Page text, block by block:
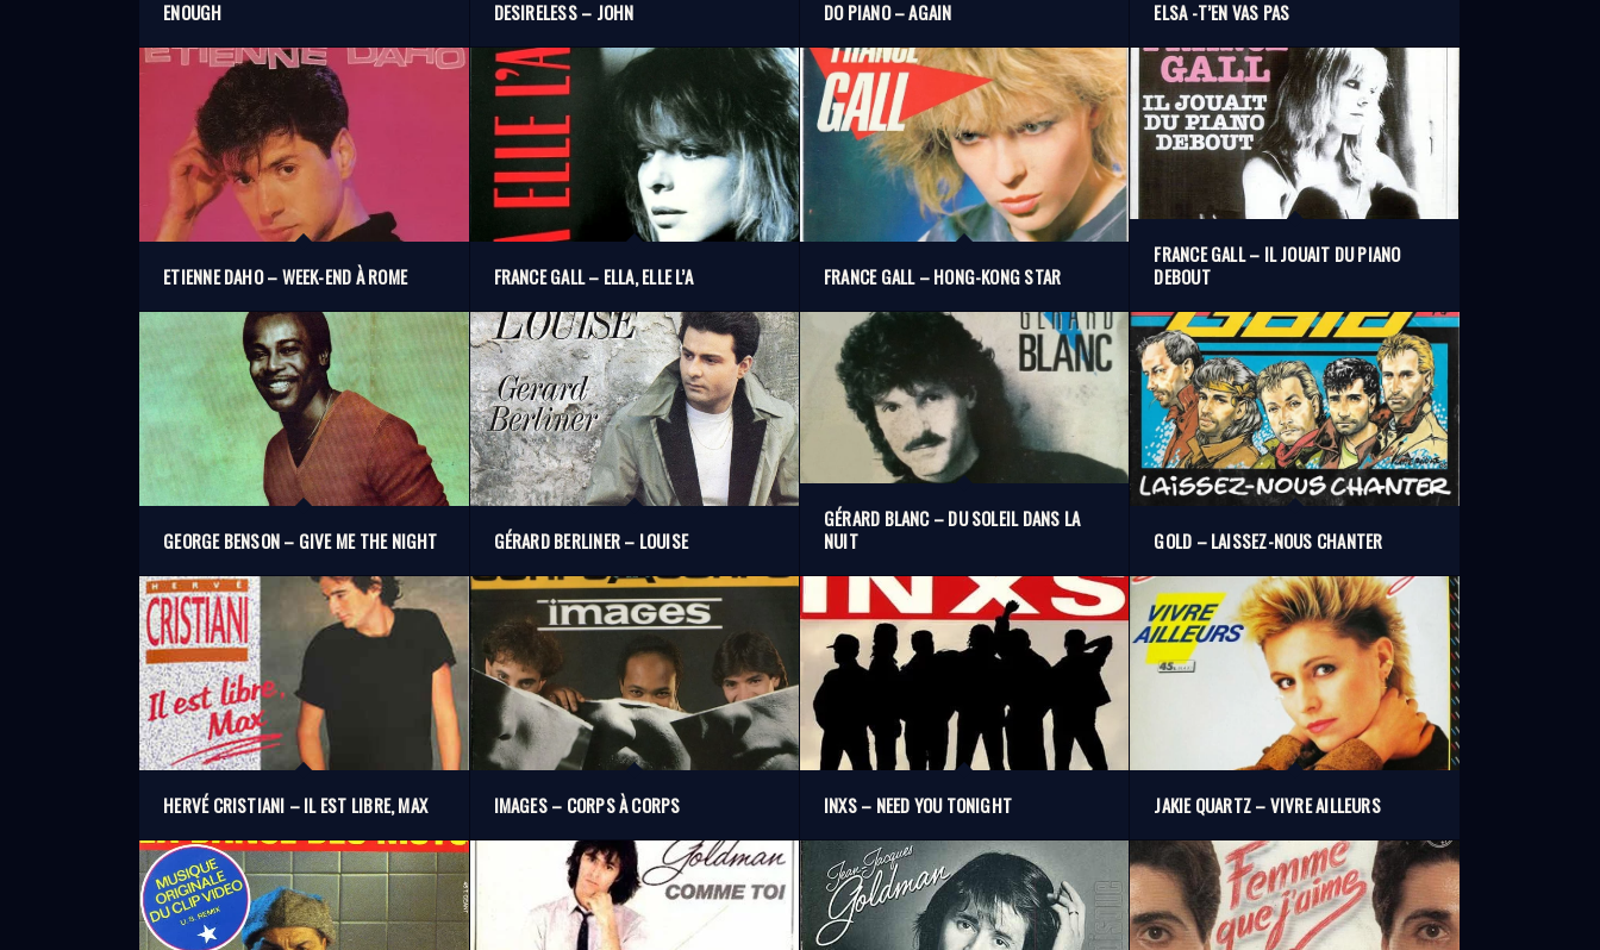
ENOUGH
DESIRELESS – JOHN DO PIANO – AGAIN ELSA -T’EN VAS PAS
ETIENNE DAHO – WEEK-END À ROME FRANCE GALL – ELLA, ELLE L’A FRANCE GALL – HONG-KONG STAR
FRANCE GALL – IL JOUAIT DU PIANO
DEBOUT
GEORGE BENSON – GIVE ME THE NIGHT GÉRARD BERLINER – LOUISE
GÉRARD BLANC – DU SOLEIL DANS LA
NUIT
GOLD – LAISSEZ-NOUS CHANTER
HERVÉ CRISTIANI – IL EST LIBRE, MAX IMAGES – CORPS À CORPS INXS – NEED YOU TONIGHT JAKIE QUARTZ – VIVRE AILLEURS